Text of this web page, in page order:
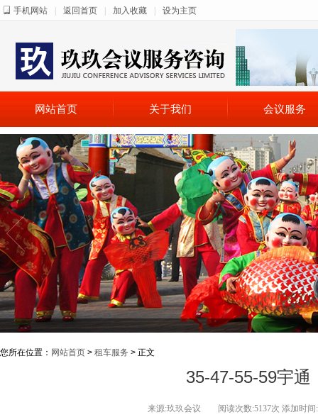
手机网站 返回首页 加入收藏 设为主页
网站首页 关于我们 会议服务
您所在位置： 网站首页 > 租车服务 > 正文
35-47-55-59宇通
来源:玖玖会议 阅读次数:5137次 添加时间